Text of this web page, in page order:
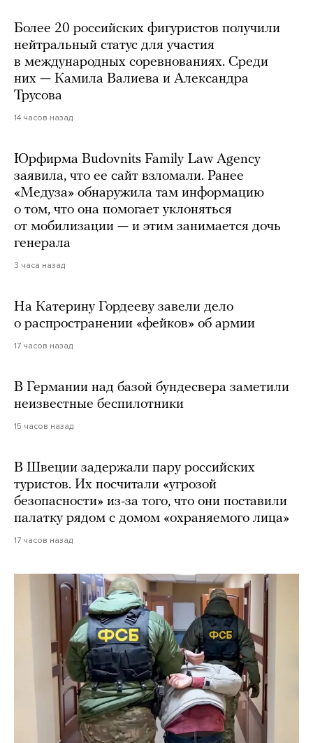
Более 20 российских фигуристов получили
нейтральный статус для участия
в международных соревнованиях. Среди
них — Камила Валиева и Александра
Трусова
14 часов назад
Юрфирма Budovnits Family Law Agency
заявила, что ее сайт взломали. Ранее
«Медуза» обнаружила там информацию
о том, что она помогает уклоняться
от мобилизации — и этим занимается дочь
генерала
3 часа назад
На Катерину Гордееву завели дело
о распространении «фейков» об армии
17 часов назад
В Германии над базой бундесвера заметили
неизвестные беспилотники
15 часов назад
В Швеции задержали пару российских
туристов. Их посчитали «угрозой
безопасности» из-за того, что они поставили
палатку рядом с домом «охраняемого лица»
17 часов назад